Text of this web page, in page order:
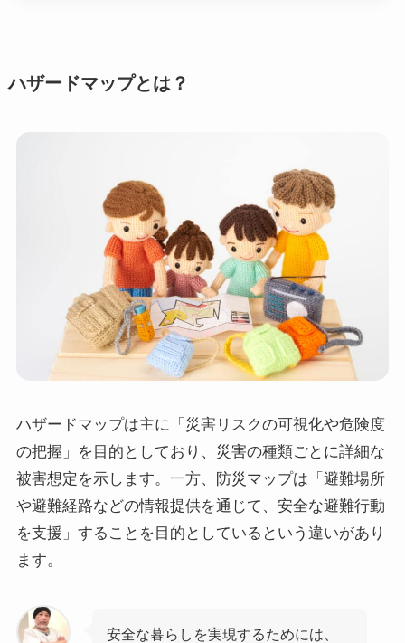
ハザードマップとは？
ハザードマップは主に「災害リスクの可視化や危険度
の把握」を目的としており、災害の種類ごとに詳細な
被害想定を示します。一方、防災マップは「避難場所
や避難経路などの情報提供を通じて、安全な避難行動
を支援」することを目的としているという違いがあり
ます。
安全な暮らしを実現するためには、